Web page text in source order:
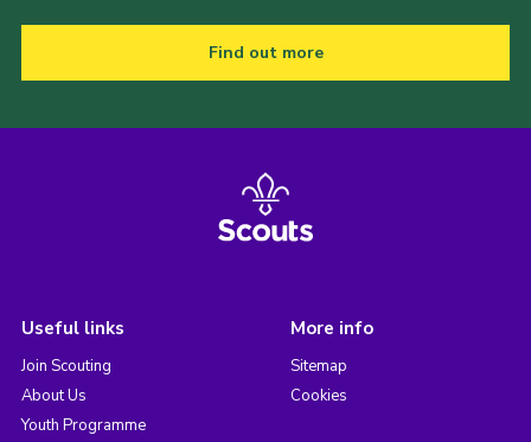
Find out more
Useful links
Join Scouting
About Us
Youth Programme
More info
Sitemap
Cookies